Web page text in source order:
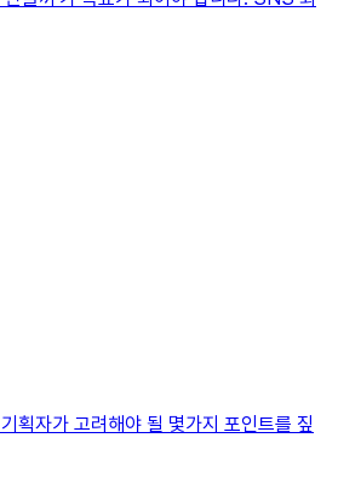
획자가 고려해야 될 몇가지 포인트를 짚